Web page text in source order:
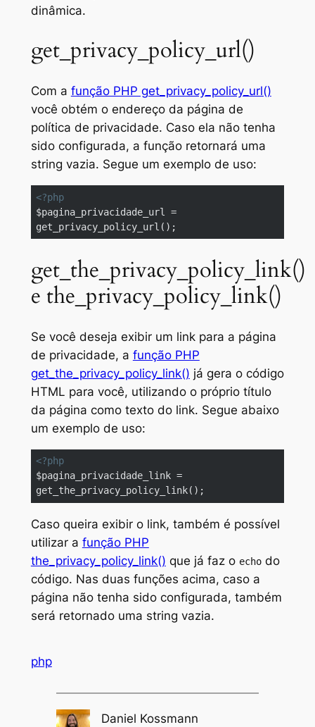
dinâmica.
get_privacy_policy_url()
Com a função PHP get_privacy_policy_url()
você obtém o endereço da página de
política de privacidade. Caso ela não tenha
sido configurada, a função retornará uma
string vazia. Segue um exemplo de uso:
<?php
$pagina_privacidade_url =
get_privacy_policy_url();
get_the_privacy_policy_link()
e the_privacy_policy_link()
Se você deseja exibir um link para a página
de privacidade, a função PHP
get_the_privacy_policy_link() já gera o código
HTML para você, utilizando o próprio título
da página como texto do link. Segue abaixo
um exemplo de uso:
<?php
$pagina_privacidade_link =
get_the_privacy_policy_link();
Caso queira exibir o link, também é possível
utilizar a função PHP
the_privacy_policy_link() que já faz o echodo
código. Nas duas funções acima, caso a
página não tenha sido configurada, também
será retornado uma string vazia.
php
Daniel Kossmann